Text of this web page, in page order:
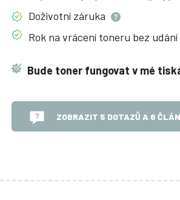
Doživotní záruka
Rok na vrácení toneru bez udání
Bude toner fungovat v mé
ZOBRAZIT 5 DOTAZŮ A 6